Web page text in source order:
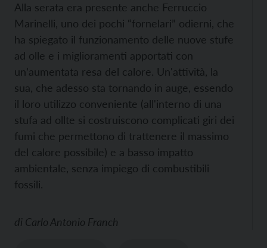
Alla serata era presente anche Ferruccio
Marinelli, uno dei pochi “fornelari” odierni, che
ha spiegato il funzionamento delle nuove stufe
ad olle e i miglioramenti apportati con
un’aumentata resa del calore. Un'attività, la
sua, che adesso sta tornando in auge, essendo
il loro utilizzo conveniente (all'interno di una
stufa ad ollte si costruiscono complicati giri dei
fumi che permettono di trattenere il massimo
del calore possibile) e a basso impatto
ambientale, senza impiego di combustibili
fossili.
di Carlo Antonio Franch